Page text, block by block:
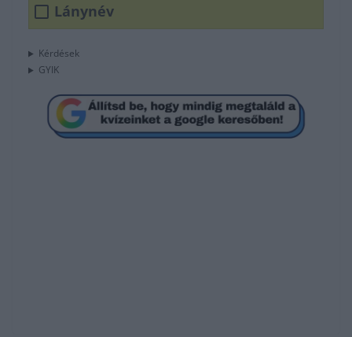
Lánynév
Kérdések
GYIK